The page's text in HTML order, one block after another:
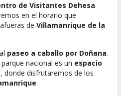
de Visitantes Dehesa
en el horario que
de Villamanrique de la
paseo a caballo por Doñana.
nacional es un espacio
, donde disfrutaremos de los
.